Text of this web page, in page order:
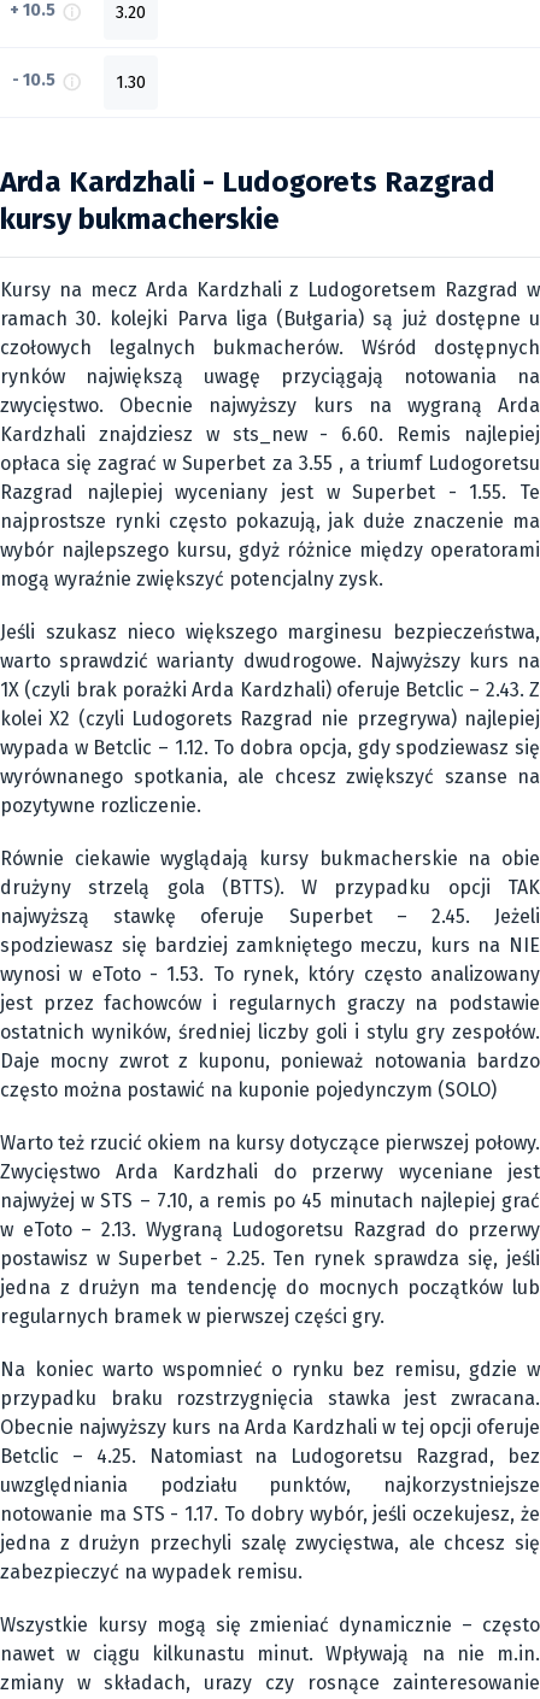
+ 10.5 3.20
- 10.5 1.30
Arda Kardzhali - Ludogorets Razgrad
kursy bukmacherskie
Kursy na mecz Arda Kardzhali z Ludogoretsem Razgrad w
ramach 30. kolejki Parva liga (Bułgaria) są już dostępne u
czołowych legalnych bukmacherów. Wśród dostępnych
rynków największą uwagę przyciągają notowania na
zwycięstwo. Obecnie najwyższy kurs na wygraną Arda
Kardzhali znajdziesz w sts_new - 6.60. Remis najlepiej
opłaca się zagrać w Superbet za 3.55 , a triumf Ludogoretsu
Razgrad najlepiej wyceniany jest w Superbet - 1.55. Te
najprostsze rynki często pokazują, jak duże znaczenie ma
wybór najlepszego kursu, gdyż różnice między operatorami
mogą wyraźnie zwiększyć potencjalny zysk.
Jeśli szukasz nieco większego marginesu bezpieczeństwa,
warto sprawdzić warianty dwudrogowe. Najwyższy kurs na
1X (czyli brak porażki Arda Kardzhali) oferuje Betclic – 2.43. Z
kolei X2 (czyli Ludogorets Razgrad nie przegrywa) najlepiej
wypada w Betclic – 1.12. To dobra opcja, gdy spodziewasz się
wyrównanego spotkania, ale chcesz zwiększyć szanse na
pozytywne rozliczenie.
Równie ciekawie wyglądają kursy bukmacherskie na obie
drużyny strzelą gola (BTTS). W przypadku opcji TAK
najwyższą stawkę oferuje Superbet – 2.45. Jeżeli
spodziewasz się bardziej zamkniętego meczu, kurs na NIE
wynosi w eToto - 1.53. To rynek, który często analizowany
jest przez fachowców i regularnych graczy na podstawie
ostatnich wyników, średniej liczby goli i stylu gry zespołów.
Daje mocny zwrot z kuponu, ponieważ notowania bardzo
często można postawić na kuponie pojedynczym (SOLO)
Warto też rzucić okiem na kursy dotyczące pierwszej połowy.
Zwycięstwo Arda Kardzhali do przerwy wyceniane jest
najwyżej w STS – 7.10, a remis po 45 minutach najlepiej grać
w eToto – 2.13. Wygraną Ludogoretsu Razgrad do przerwy
postawisz w Superbet - 2.25. Ten rynek sprawdza się, jeśli
jedna z drużyn ma tendencję do mocnych początków lub
regularnych bramek w pierwszej części gry.
Na koniec warto wspomnieć o rynku bez remisu, gdzie w
przypadku braku rozstrzygnięcia stawka jest zwracana.
Obecnie najwyższy kurs na Arda Kardzhali w tej opcji oferuje
Betclic – 4.25. Natomiast na Ludogoretsu Razgrad, bez
uwzględniania podziału punktów, najkorzystniejsze
notowanie ma STS - 1.17. To dobry wybór, jeśli oczekujesz, że
jedna z drużyn przechyli szalę zwycięstwa, ale chcesz się
zabezpieczyć na wypadek remisu.
Wszystkie kursy mogą się zmieniać dynamicznie – często
nawet w ciągu kilkunastu minut. Wpływają na nie m.in.
zmiany w składach, urazy czy rosnące zainteresowanie